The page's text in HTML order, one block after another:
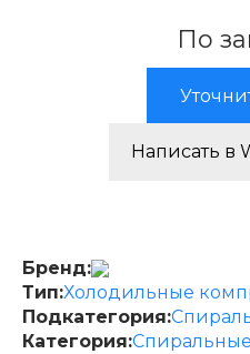
По
Написать в
Бренд:
Тип:Холодильные
Подкатегория:
Категория: